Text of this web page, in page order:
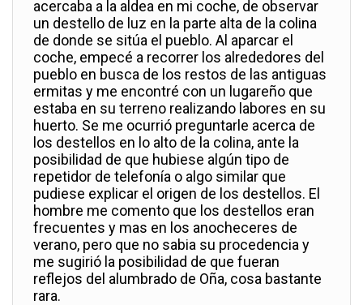
acercaba a la aldea en mi coche, de observar
un destello de luz en la parte alta de la colina
de donde se sitúa el pueblo. Al aparcar el
coche, empecé a recorrer los alrededores del
pueblo en busca de los restos de las antiguas
ermitas y me encontré con un lugareño que
estaba en su terreno realizando labores en su
huerto. Se me ocurrió preguntarle acerca de
los destellos en lo alto de la colina, ante la
posibilidad de que hubiese algún tipo de
repetidor de telefonía o algo similar que
pudiese explicar el origen de los destellos. El
hombre me comento que los destellos eran
frecuentes y mas en los anocheceres de
verano, pero que no sabia su procedencia y
me sugirió la posibilidad de que fueran
reflejos del alumbrado de Oña, cosa bastante
rara.